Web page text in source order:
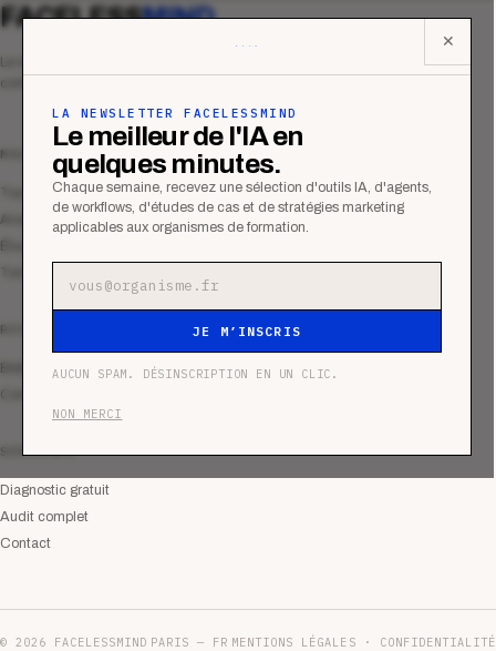
✕
LA NEWSLETTER FACELESSMIND
Le meilleur de l'IA en
quelques minutes.
Chaque semaine, recevez une sélection d'outils IA, d'agents,
de workflows, d'études de cas et de stratégies marketing
applicables aux organismes de formation.
JE M’INSCRIS
AUCUN SPAM. DÉSINSCRIPTION EN UN CLIC.
NON MERCI
FACELESSMIND
Le média qui mesurent la performance
commerciale des organismes de formation.
MAGAZINE
Tous les articles
Analyses
Études de cas
Tutoriels
RESSOURCES
Bibliothèque
Communauté
SERVICES
Diagnostic gratuit
Audit complet
Contact
© 2026 FACELESSMIND PARIS — FR MENTIONS LÉGALES · CONFIDENTIALITÉ